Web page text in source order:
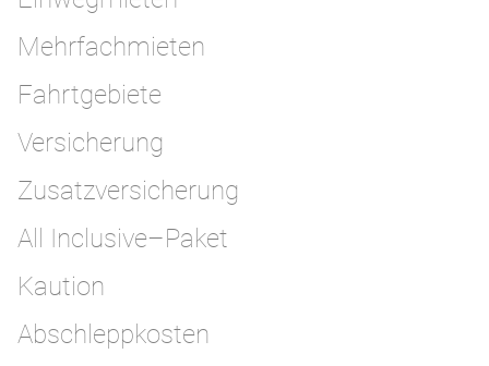
Mehrfachmieten
Fahrtgebiete
Versicherung
Zusatzversicherung
All Inclusive–Paket
Kaution
Abschleppkosten